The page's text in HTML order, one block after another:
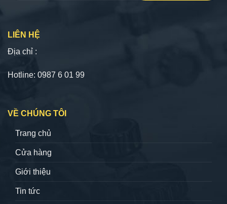
LIÊN HỆ
Địa chỉ :
Hotline: 0987 6 01 99
VỀ CHÚNG TÔI
Trang chủ
Cửa hàng
Giới thiệu
Tin tức